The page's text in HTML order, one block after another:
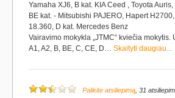
Yamaha XJ6, B kat. KIA Ceed , Toyota
BE kat. - Mitsubishi PAJERO, Hapert
18.360, D kat. Mercedes Benz
Vairavimo mokykla „JTMC“ kviečia mokytis.
A1, A2, B, BE, C, CE, D… Skaityti daugiau...
Palikite atsiliepimą , 31